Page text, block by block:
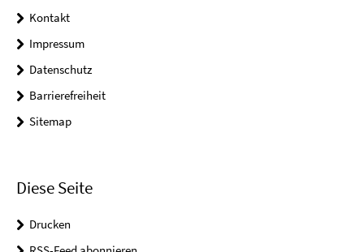
Kontakt
Impressum
Datenschutz
Barrierefreiheit
Sitemap
Diese Seite
Drucken